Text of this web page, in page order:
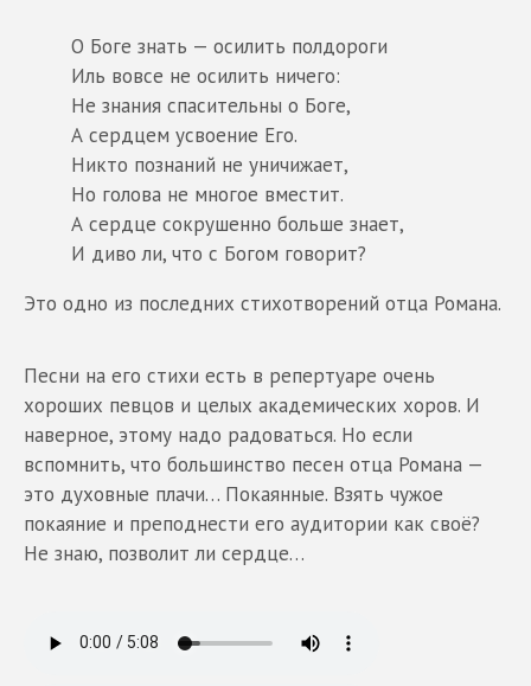
О Боге знать — осилить полдороги
Иль вовсе не осилить ничего:
Не знания спасительны о Боге,
А сердцем усвоение Его.
Никто познаний не уничижает,
Но голова не многое вместит.
А сердце сокрушенно больше знает,
И диво ли, что с Богом говорит?
Это одно из последних стихотворений отца Романа.
Песни на его стихи есть в репертуаре очень
хороших певцов и целых академических хоров. И
наверное, этому надо радоваться. Но если
вспомнить, что большинство песен отца Романа —
это духовные плачи… Покаянные. Взять чужое
покаяние и преподнести его аудитории как своё?
Не знаю, позволит ли сердце…